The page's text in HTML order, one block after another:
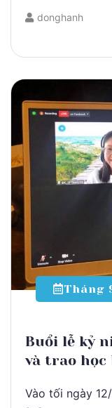
donghanh
Tháng
Buổi lễ kỷ
và trao học
Vào tối ngày